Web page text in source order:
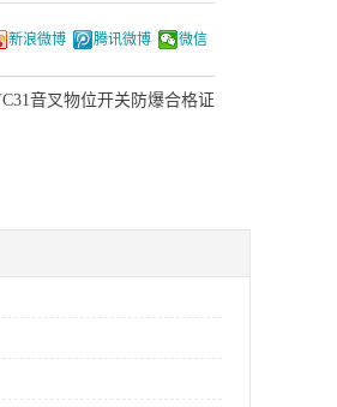
新浪微博 腾讯微博 微信
音叉物位开关防爆合格证